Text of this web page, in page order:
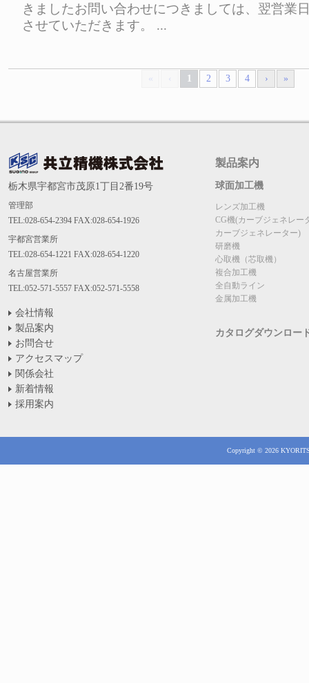
きましたお問い合わせにつきましては、翌営業
させていただきます。 ...
« ‹ 1 2 3 4 › »
栃木県宇都宮市茂原1丁目2番19号
管理部
TEL:028-654-2394 FAX:028-654-1926
宇都宮営業所
TEL:028-654-1221 FAX:028-654-1220
名古屋営業所
TEL:052-571-5557 FAX:052-571-5558
会社情報
製品案内
お問合せ
アクセスマップ
関係会社
新着情報
採用案内
製品案内
球面加工機
レンズ加工機
CG機(カーブジェネレー
カーブジェネレーター)
研磨機
心取機（芯取機）
複合加工機
全自動ライン
金属加工機
カタログダウンロー
Copyright © 2026